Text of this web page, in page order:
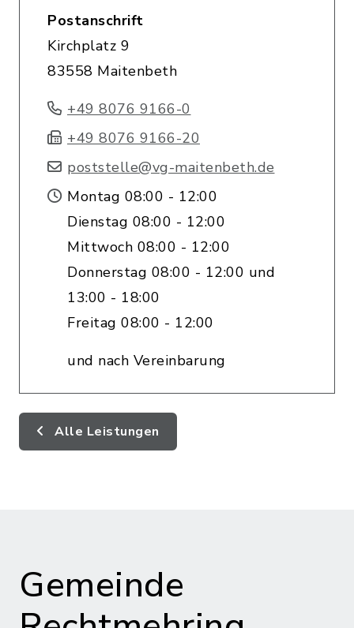
Postanschrift
Kirchplatz 9
83558 Maitenbeth
+49 8076 9166-0
+49 8076 9166-20
poststelle@vg-maitenbeth.de
Montag 08:00 - 12:00
Dienstag 08:00 - 12:00
Mittwoch 08:00 - 12:00
Donnerstag 08:00 - 12:00 und
13:00 - 18:00
Freitag 08:00 - 12:00
und nach Vereinbarung
Alle Leistungen
Gemeinde